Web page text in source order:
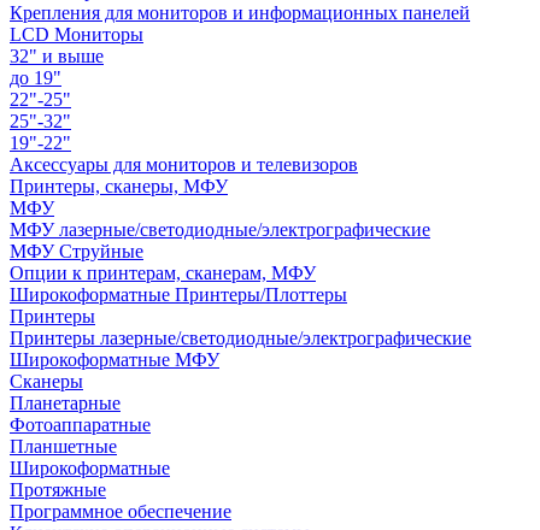
Крепления для мониторов и информационных панелей
LCD Мониторы
32" и выше
до 19"
22"-25"
25"-32"
19"-22"
Аксессуары для мониторов и телевизоров
Принтеры, сканеры, МФУ
МФУ
МФУ лазерные/светодиодные/электрографические
МФУ Струйные
Опции к принтерам, сканерам, МФУ
Широкоформатные Принтеры/Плоттеры
Принтеры
Принтеры лазерные/светодиодные/электрографические
Широкоформатные МФУ
Сканеры
Планетарные
Фотоаппаратные
Планшетные
Широкоформатные
Протяжные
Программное обеспечение